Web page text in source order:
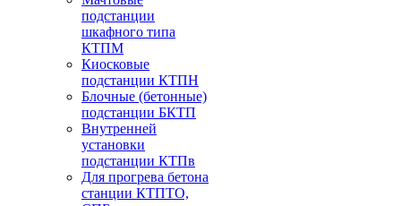
подстанции
шкафного типа
КТПМ
Киосковые
подстанции КТПН
Блочные (бетонные)
подстанции БКТП
Внутренней
установки
подстанции КТПв
Для прогрева бетона
станции КТПТО,